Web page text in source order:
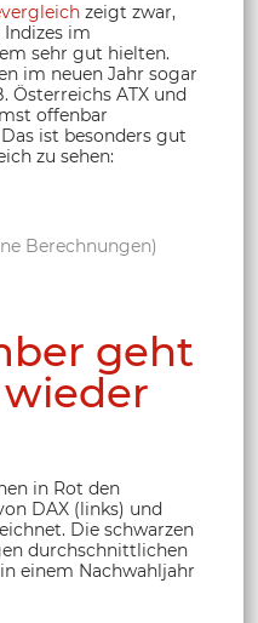
zeigt zwar,
Indizes im
sehr gut hielten.
im neuen Jahr sogar
Österreichs ATX und
offenbar
ist besonders gut
zu sehen:
Berechnungen)
geht
in Rot den
DAX (links) und
Die schwarzen
durchschnittlichen
einem Nachwahljahr